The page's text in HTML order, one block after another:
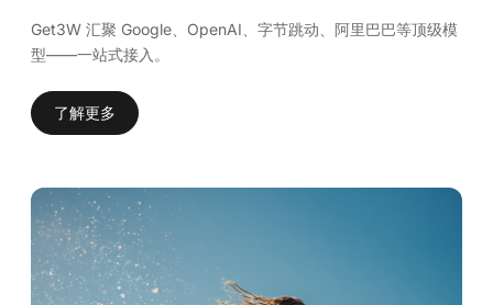
Get3W 汇聚 Google、OpenAI、字节跳动、阿里巴巴等顶级模
型——一站式接入。
了解更多